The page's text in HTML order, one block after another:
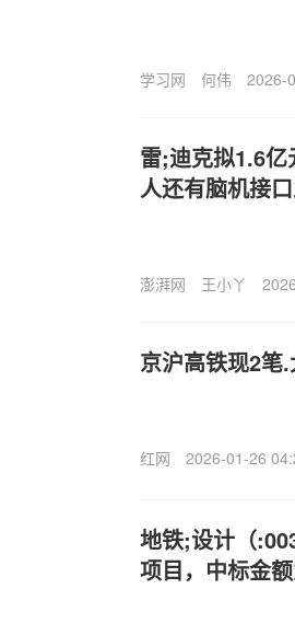
学习网 何伟 2026-
雷;迪克拟1.6
人还有脑机接
澎湃网 王小丫
京沪高铁现2笔
红网 2026-01-26
地铁;设计（
项目，中标金